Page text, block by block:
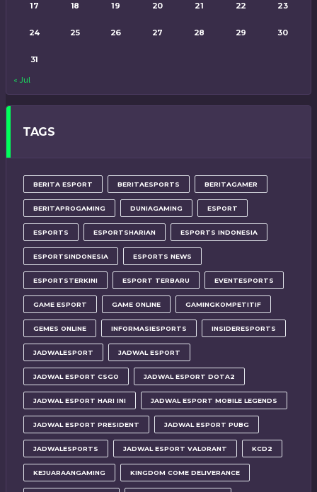
17 18 19 20 21 22 23
24 25 26 27 28 29 30
31
« Jul
TAGS
BERITA ESPORT BERITAESPORTS BERITAGAMER
BERITAPROGAMING DUNIAGAMING ESPORT
ESPORTS ESPORTSHARIAN ESPORTS INDONESIA
ESPORTSINDONESIA ESPORTS NEWS
ESPORTSTERKINI ESPORT TERBARU EVENTESPORTS
GAME ESPORT GAME ONLINE GAMINGKOMPETITIF
GEMES ONLINE INFORMASIESPORTS INSIDERESPORTS
JADWALESPORT JADWAL ESPORT
JADWAL ESPORT CSGO JADWAL ESPORT DOTA2
JADWAL ESPORT HARI INI JADWAL ESPORT MOBILE LEGENDS
JADWAL ESPORT PRESIDENT JADWAL ESPORT PUBG
JADWALESPORTS JADWAL ESPORT VALORANT KCD2
KEJUARAANGAMING KINGDOM COME DELIVERANCE